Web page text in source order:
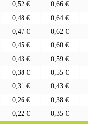
0,52 € 0,66 €
0,48 € 0,64 €
0,47 € 0,62 €
0,45 € 0,60 €
0,43 € 0,59 €
0,38 € 0,55 €
0,31 € 0,43 €
0,26 € 0,38 €
0,22 € 0,35 €